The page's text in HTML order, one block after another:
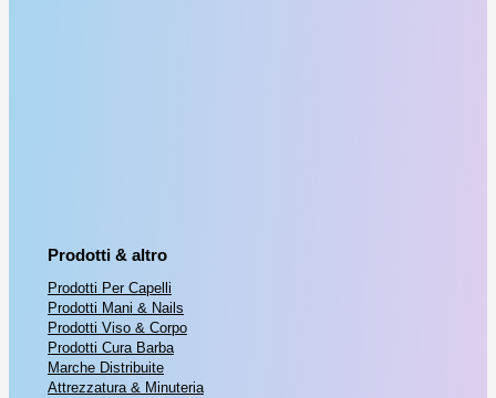
Prodotti & altro
Prodotti Per Capelli
Prodotti Mani & Nails
Prodotti Viso & Corpo
Prodotti Cura Barba
Marche Distribuite
Attrezzatura & Minuteria